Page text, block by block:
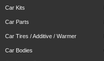
Car Kits
Car Parts
Car Tires / Additive / Warmer
Car Bodies